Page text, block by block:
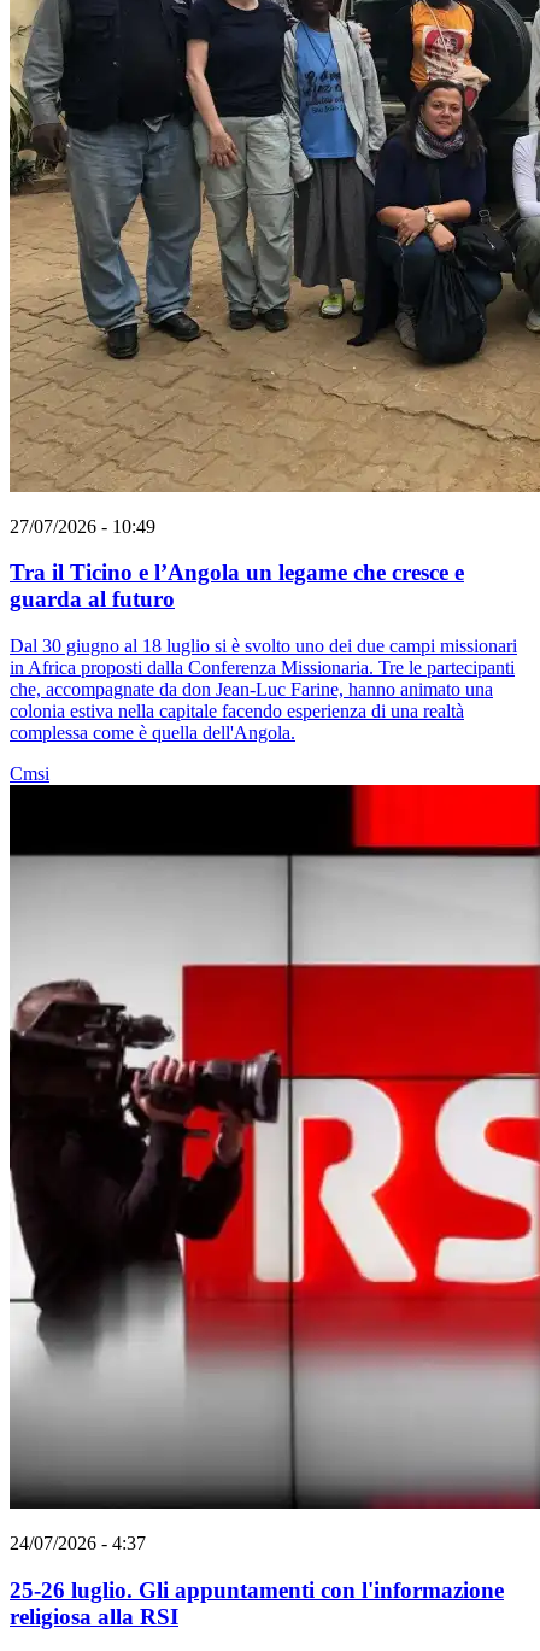
27/07/2026 - 10:49
Tra il Ticino e l’Angola un legame che cresce e
guarda al futuro
Dal 30 giugno al 18 luglio si è svolto uno dei due campi missionari
in Africa proposti dalla Conferenza Missionaria. Tre le partecipanti
che, accompagnate da don Jean-Luc Farine, hanno animato una
colonia estiva nella capitale facendo esperienza di una realtà
complessa come è quella dell'Angola.
Cmsi
24/07/2026 - 4:37
25-26 luglio. Gli appuntamenti con l'informazione
religiosa alla RSI